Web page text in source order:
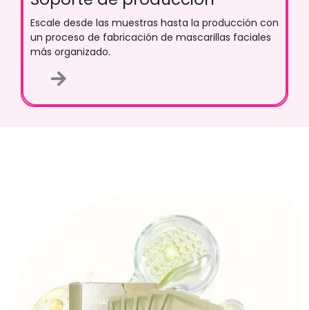
Escale desde las muestras hasta la producción con
un proceso de fabricación de mascarillas faciales
más organizado.